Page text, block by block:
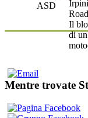
Mentre trovate